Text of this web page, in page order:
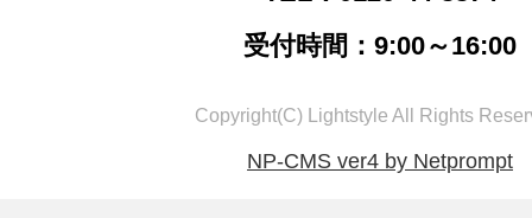
受付時間：9:00～16:00
Copyright(C) Lightstyle All Rights
NP-CMS ver4 by Netprompt